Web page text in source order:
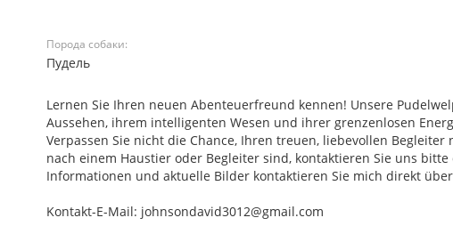
Порода собаки:
Пудель
Lernen Sie Ihren neuen Abenteuerfreund kennen! Unsere
Aussehen, ihrem intelligenten Wesen und ihrer grenzenlosen
Verpassen Sie nicht die Chance, Ihren treuen, liebevollen
nach einem Haustier oder Begleiter sind, kontaktieren Sie uns
Informationen und aktuelle Bilder kontaktieren Sie mich direkt
Kontakt-E-Mail: johnsondavid3012@gmail.com